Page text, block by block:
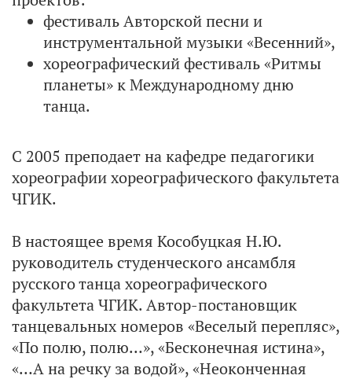
фестиваль Авторской песни и
инструментальной музыки «Весенний»,
хореографический фестиваль «Ритмы
планеты» к Международному дню
танца.
С 2005 преподает на кафедре педагогики
хореографии хореографического факультета
ЧГИК.
В настоящее время Кособуцкая Н.Ю.
руководитель студенческого ансамбля
русского танца хореографического
факультета ЧГИК. Автор-постановщик
танцевальных номеров «Веселый перепляс»,
«По полю, полю…», «Бесконечная истина»,
«…А на речку за водой», «Неоконченная